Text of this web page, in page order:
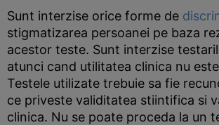
Sunt interzise orice forme de
stigmatizarea persoanei pe baza
acestor teste. Sunt interzise
atunci cand utilitatea clinica nu
Testele utilizate trebuie sa fie
ce priveste validitatea stiintifica si
clinica. Nu se poate proceda la un